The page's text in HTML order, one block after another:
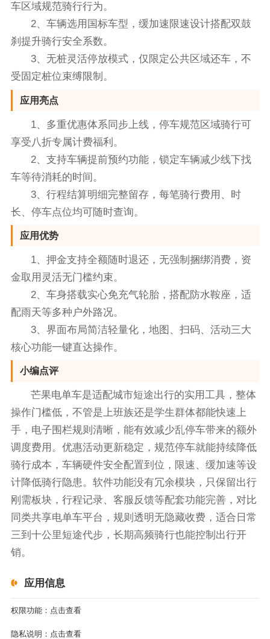
车区域规范骑行行为。
2、车辆选用国标车型，缓加速限速设计搭配双鼓
刹提升骑行安全系数。
3、无桩灵活停放模式，仅限定公共区域还车，不
受固定桩位束缚限制。
应用亮点
1、多重优惠体系同步上线，停车规范区域骑行可
享受八折专属计费福利。
2、支持车辆提前预约功能，锁定车辆减少线下找
车等待消耗的时间。
3、行程结算明细完整留存，每笔骑行费用、时
长、停车点位均可随时查询。
应用优势
1、押金支持全额随时退还，无强制捆绑消费，资
金取用灵活无门槛约束。
2、车身搭载实心免充气轮胎，搭配防水鞍座，适
配雨天等多种户外路况。
3、界面布局简洁轻量化，地图、扫码、活动三大
核心功能一键直达操作。
小编点评
芒果电单车是适配城市短途出行的实用工具，整体
操作门槛低，不管是上班族还是学生群体都能快速上
手，电子围栏规则清晰，能有效减少乱停车带来的额外
调度费用。优惠活动更新稳定，规范停车就能持续降低
骑行成本，车辆硬件安全配置到位，限速、缓加速等设
计降低骑行隐患。软件功能没有冗余模块，只保留出行
刚需板块，行程记录、客服反馈等配套功能完善，对比
同类共享电单车平台，规则透明无隐藏收费，适合日常
三到十公里短途代步，长期高频骑行也能控制出行开
销。
应用信息
权限功能： 点击查看
隐私说明： 点击查看